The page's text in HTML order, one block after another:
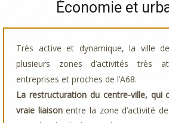
Économie et
Très active et dynamique, la ville
plusieurs zones d’activités très
entreprises et proches de l’A68.
La restructuration du centre-ville, qui
vraie liaisonentre la zone d’activité